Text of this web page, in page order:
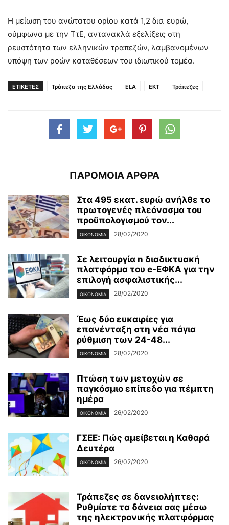
Η μείωση του ανώτατου ορίου κατά 1,2 δισ. ευρώ,
σύμφωνα με την ΤτΕ, αντανακλά εξελίξεις στη
ρευστότητα των ελληνικών τραπεζών, λαμβανομένων
υπόψη των ροών καταθέσεων του ιδιωτικού τομέα.
ΕΤΙΚΕΤΕΣ Τράπεζα της Ελλάδας ELA ΕΚΤ Τράπεζες
ΠΑΡΟΜΟΙΑ ΑΡΘΡΑ
Στα 495 εκατ. ευρώ ανήλθε το
πρωτογενές πλεόνασμα του
προϋπολογισμού τον...
ΟΙΚΟΝΟΜΊΑ 28/02/2020
Σε λειτουργία n διαδικτυακή
πλατφόρμα του e-ΕΦΚΑ για την
επιλογή ασφαλιστικής...
ΟΙΚΟΝΟΜΊΑ 28/02/2020
Έως δύο ευκαιρίες για
επανένταξη στη νέα πάγια
ρύθμιση των 24-48...
ΟΙΚΟΝΟΜΊΑ 28/02/2020
Πτώση των μετοχών σε
παγκόσμιο επίπεδο για πέμπτη
ημέρα
ΟΙΚΟΝΟΜΊΑ 26/02/2020
ΓΣΕΕ: Πώς αμείβεται η Καθαρά
Δευτέρα
ΟΙΚΟΝΟΜΊΑ 26/02/2020
Τράπεζες σε δανειολήπτες:
Ρυθμίστε τα δάνεια σας μέσω
της ηλεκτρονικής πλατφόρμας